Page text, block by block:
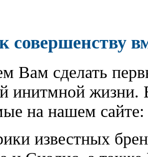
совершенству
Вам сделать
инитмной жизни.
на нашем сайте:
известных